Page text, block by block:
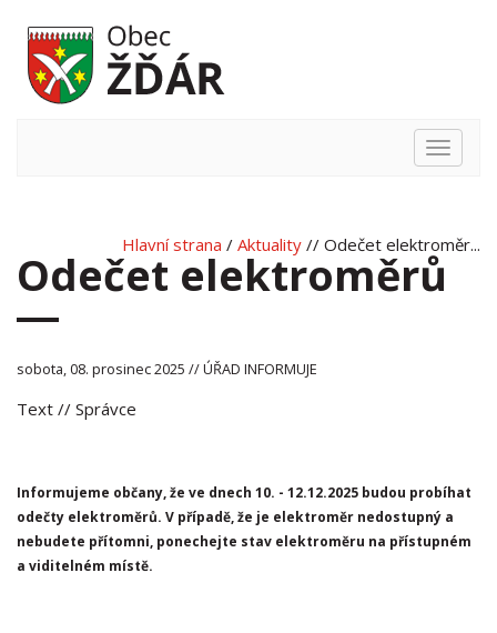
Hlavní
Hlavní strana / Aktuality // Odečet elektroměr...
Odečet elektroměrů
sobota, 08. prosinec 2025 // ÚŘAD INFORMUJE
Text // Správce
Informujeme občany, že ve dnech 10. - 12.12.2025 budou probíhat
odečty elektroměrů. V případě, že je elektroměr nedostupný a
nebudete přítomni, ponechejte stav elektroměru na přístupném
a viditelném místě.